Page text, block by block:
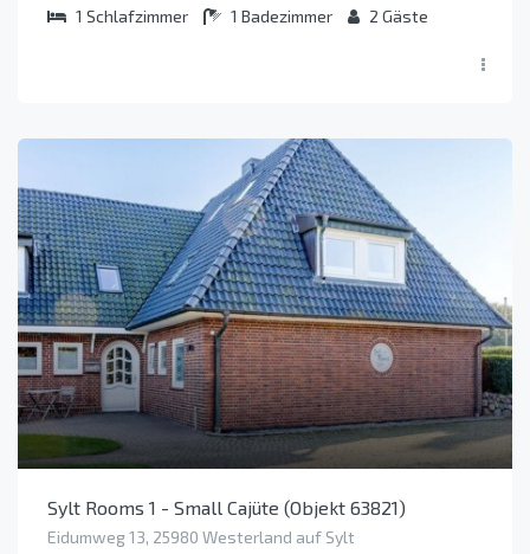
1 Schlafzimmer 1 Badezimmer 2 Gäste
Sylt Rooms 1 - Small Cajüte (Objekt 63821)
Eidumweg 13, 25980 Westerland auf Sylt